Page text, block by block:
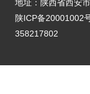
地址：陕西省西安
陕ICP备20001002
358217802